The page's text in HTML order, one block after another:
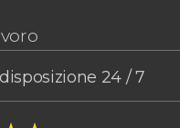
24 / 7